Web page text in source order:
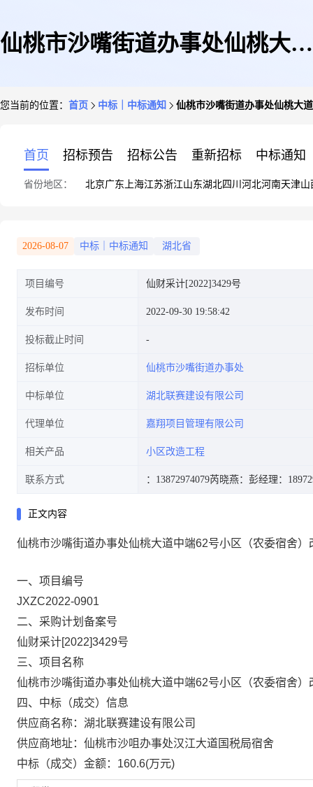
仙桃市沙嘴街道办事处仙桃大道
您当前的位置： 首页 中标｜中标通知 仙桃市沙嘴街道办事处仙桃大
首页 招标预告 招标公告 重新招标 中标通知
省份地区： 北京广东 上海江苏浙江山东湖北四川 河北河南天津山
2026-08-07 中标｜中标通知 湖北省
项目编号 仙财采计[2022]3429号
发布时间 2022-09-30 19:58:42
投标截止时间
招标单位 仙桃市沙嘴街道办事处
中标单位 湖北联赛建设有限公司
代理单位 嘉翔项目管理有限公司
相关产品 小区改造工程
联系方式 ：13872974079芮晓燕： 彭经理：
正文内容
仙桃市沙嘴街道办事处仙桃大道中端62号小区（农委宿舍
一、项目编号
JXZC2022-0901
二、采购计划备案号
仙财采计[2022]3429号
三、项目名称
仙桃市沙嘴街道办事处仙桃大道中端62号小区（农委宿舍）
四、中标（成交）信息
供应商名称： 湖北联赛建设有限公司
供应商地址： 仙桃市沙咀办事处汉江大道国税局宿舍
中标（成交）金额： 160.6(万元)